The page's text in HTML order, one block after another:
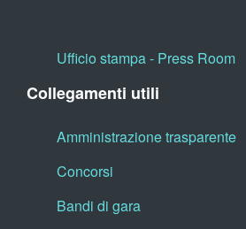
Ufficio stampa - Press Room
Collegamenti utili
Amministrazione trasparente
Concorsi
Bandi di gara